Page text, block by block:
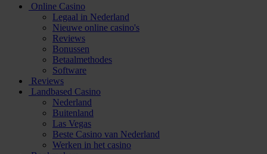
Online Casino
Legaal in Nederland
Nieuwe online casino's
Reviews
Bonussen
Betaalmethodes
Software
Reviews
Landbased Casino
Nederland
Buitenland
Las Vegas
Beste Casino van Nederland
Werken in het casino